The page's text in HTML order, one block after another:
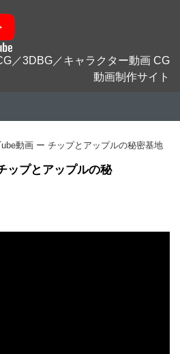
／3DBG／キャラクター動画 CG
動画制作サイト
動画 ー チップとアップルの秘密基地
ップとアップルの秘